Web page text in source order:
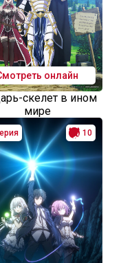
онлайн
скелет в ином
мире
10